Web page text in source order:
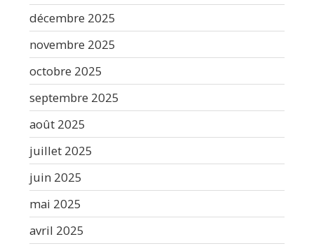
décembre 2025
novembre 2025
octobre 2025
septembre 2025
août 2025
juillet 2025
juin 2025
mai 2025
avril 2025